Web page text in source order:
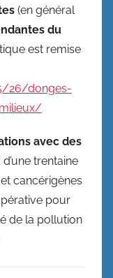
(en général
du
est remise
26/donges-
avec des
d’une trentaine
cancérigènes
pour
de la pollution